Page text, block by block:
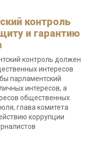
контроль
и гарантию
контроль должен
интересов
парламентский
интересов, а
общественных.
глава комитета
коррупции